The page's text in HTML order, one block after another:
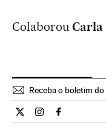
Colaborou Carla
Receba o boletim do
Economia El País
Economia El
Economia